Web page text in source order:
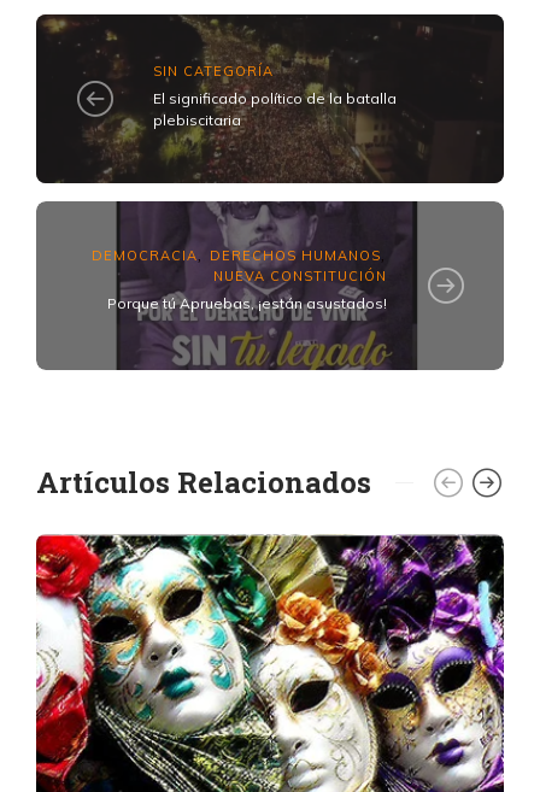
SIN CATEGORÍA
El significado político de la batalla
plebiscitaria
DEMOCRACIA DERECHOS HUMANOS
NUEVA CONSTITUCIÓN
Porque tú Apruebas, ¡están asustados!
Artículos Relacionados